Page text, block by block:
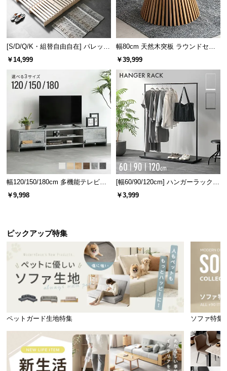
[S/D/Q/K・組替自由自在] パレット
ベッド 8/12/16枚セット
￥14,999
幅80cm 天然木突板 ラウンドセン
ターテーブル 美しい格子デザイン
￥39,999
幅120/150/180cm 多機能テレビボ
ード 木目/石目調 オープン収納・
￥9,998
[幅60/90/120cm] ハンガーラック
スチール 4段階高さ調節 サイドフ
￥3,999
ピックアップ特集
ペットガード生地特集 ソファ特集